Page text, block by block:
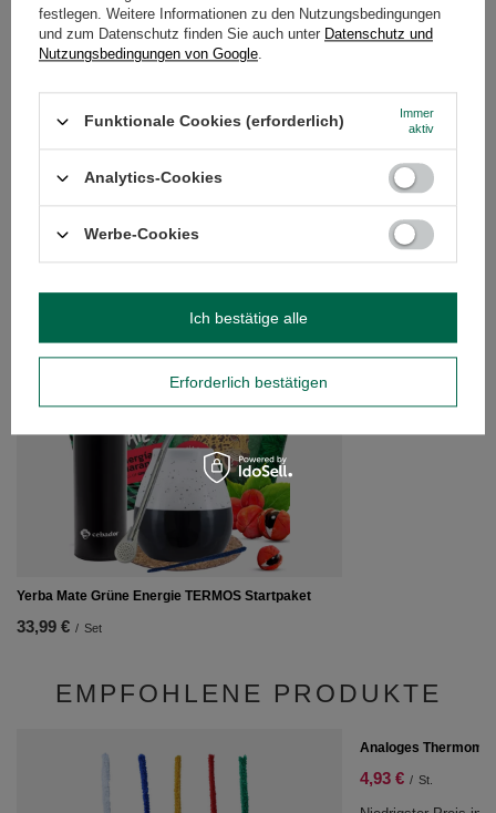
DETAILLIERTE DATEN
Brauchen Sie Hilfe? Haben Sie Fragen?
Stellen Sie eine Frage, und wir werden
andere veröffentlichen.
EMPFOHLENE PRODUKTE
Yerba Mate Grüne Energie TERMOS Startpaket
33,99 € / Set
32,99 € / Set
EMPFOHLENE PRODUKTE
Analoges
4,93 € / St.
festlegen. Weitere Informationen zu den Nutzungsbedingungen
und zum Datenschutz finden Sie auch unter Datenschutz und
Nutzungsbedingungen von Google.
Funktionale Cookies (erforderlich)
Immer
aktiv
Analytics-Cookies
Werbe-Cookies
Erforderlich bestätigen
Ich bestätige alle